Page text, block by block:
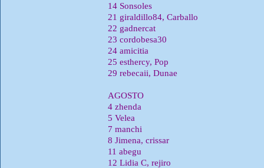
14 Sonsoles
21 giraldillo84, Carballo
22 gadnercat
23 cordobesa30
24 amicitia
25 esthercy, Pop
29 rebecaii, Dunae
AGOSTO
4 zhenda
5 Velea
7 manchi
8 Jimena, crissar
11 abegu
12 Lidia C, rejiro